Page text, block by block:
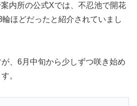
内所の公式Xでは、不忍池で開花
ほどだったと紹介されていまし
、6月中旬から少しずつ咲き始め
。